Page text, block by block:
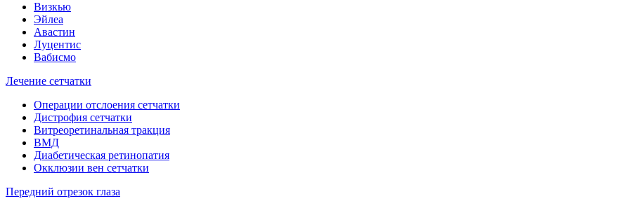
Визкью
Эйлеа
Авастин
Луцентис
Вабисмо
Лечение сетчатки
Операции отслоения сетчатки
Дистрофия сетчатки
Витреоретинальная тракция
ВМД
Диабетическая ретинопатия
Окклюзии вен сетчатки
Передний отрезок глаза